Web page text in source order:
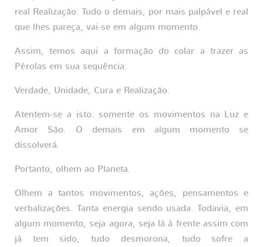
real Realização. Tudo o demais, por mais palpável e real
que lhes pareça, vai-se em algum momento.
Assim, temos aqui a formação do colar a trazer as
Pérolas em sua sequência:
Verdade, Unidade, Cura e Realização.
Atentem-se a isto: somente os movimentos na Luz e
Amor São. O demais em algum momento se
dissolverá.
Portanto, olhem ao Planeta.
Olhem a tantos movimentos, ações, pensamentos e
verbalizações. Tanta energia sendo usada. Todavia, em
algum momento, seja agora, seja lá à frente assim com
já tem sido, tudo desmorona, tudo sofre a